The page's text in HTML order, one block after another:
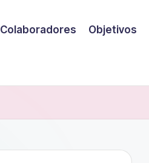
Colaboradores Objetivos